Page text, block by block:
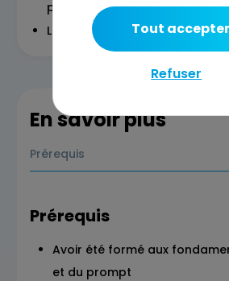
pertinente avec les outils d’IA
Les usages possibles de l’IA
En savoir plus
Prérequis
Prérequis
Avoir été formé aux
et du prompt
Refuser
Tout accepter